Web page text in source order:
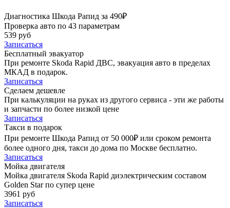
Диагностика Шкода Рапид за 490₽
Проверка авто по 43 параметрам
539 руб
Записаться
Бесплатный эвакуатор
При ремонте Skoda Rapid ДВС, эвакуация авто в пределах
МКАД в подарок.
Записаться
Сделаем дешевле
При калькуляции на руках из другого сервиса - эти же работы
и запчасти по более низкой цене
Записаться
Такси в подарок
При ремонте Шкода Рапид от 50 000₽ или сроком ремонта
более одного дня, такси до дома по Москве бесплатно.
Записаться
Мойка двигателя
Мойка двигателя Skoda Rapid диэлектрическим составом
Golden Star по супер цене
3961 руб
Записаться